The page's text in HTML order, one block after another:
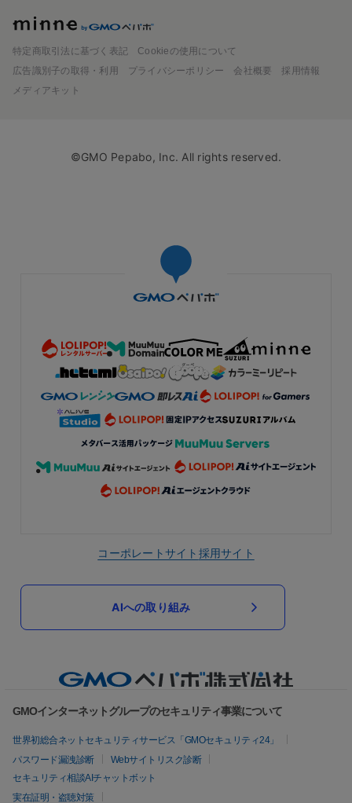
特定商取引法に基づく表記
Cookieの使用について
広告識別子の取得・利用
プライバシーポリシー 会社概要
採用情報
メディアキット
©GMO Pepabo, Inc. All rights reserved.
コーポレートサイト 採用サイト
AIへの取り組み
GMOインターネットグループのセキュリティ事業について
世界初総合ネットセキュリティサービス「GMOセキュリティ24」
パスワード漏洩診断
Webサイトリスク診断
セキュリティ相談AIチャットボット
実在証明・盗聴対策